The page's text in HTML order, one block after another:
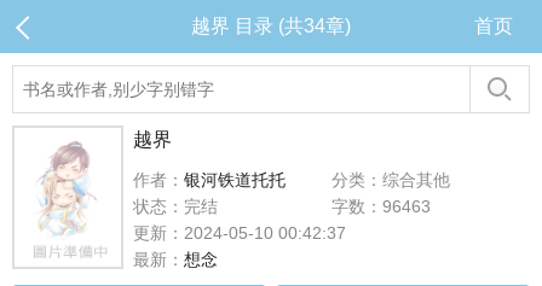
越界 目录 (共34章) 首页
越界
作者： 银河铁道托托
分类：综合其他
状态：完结
字数：96463
更新：2024-05-10 00:42:37
最新： 想念